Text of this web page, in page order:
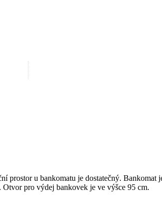
prostor u bankomatu je dostatečný.
pro výdej bankovek je ve výšce 95 cm.